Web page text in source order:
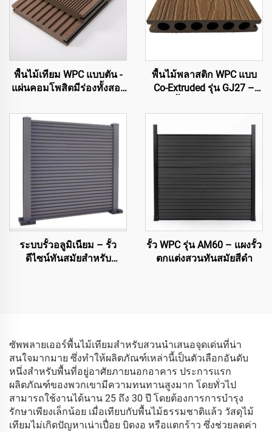
พื้นไม้เทียม WPC แบบตัน -
แผ่นคอมโพสิตมีร่องทั้งสอง
พื้นไม้พลาสติก WPC แบบ
Co-Extruded รุ่น GJ27 –
สำหรับภายนอก (ดีไซน์แบบ
ระบบรั้วอลูมิเนียม – รั้ว
ดีไซน์ทันสมัยสำหรับ
รั้ว WPC รุ่น AM60 – แผงรั้ว
ตกแต่งสวนทันสมัยสีดำ
ซัพพลายเออร์พื้นไม้เทียมสำหรับสวนนำเสนอจุดเด่นที่น่า
สนใจมากมาย ซึ่งทำให้ผลิตภัณฑ์เหล่านี้เป็นตัวเลือกอันดับ
หนึ่งสำหรับพื้นที่อยู่อาศัยภายนอกอาคาร ประการแรก
ผลิตภัณฑ์ของพวกเขามีความทนทานสูงมาก โดยทั่วไป
สามารถใช้งานได้นาน 25 ถึง 30 ปี โดยต้องการการบำรุง
รักษาเพียงเล็กน้อย เมื่อเทียบกับพื้นไม้ธรรมชาติแล้ว วัสดุไม้
เทียมไม่เกิดปัญหาเน่าเปื่อย บิดงอ หรือแตกร้าว ซึ่งช่วยลดค่า